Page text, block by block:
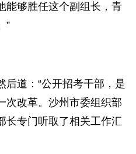
能够胜任这个副组长，青
”
后道：“公开招考干部，是
次改革。沙州市委组织部
长专门听取了相关工作汇